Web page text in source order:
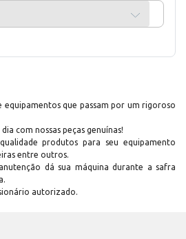
equipamentos que passam por um rigoroso
com nossas peças genuínas!
produtos para seu equipamento
entre outros.
dá sua máquina durante a safra
autorizado.